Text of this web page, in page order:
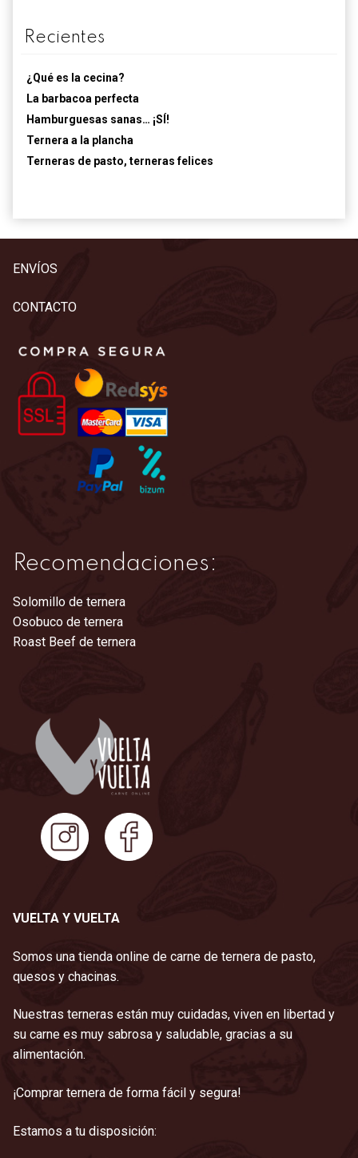
Recientes
¿Qué es la cecina?
La barbacoa perfecta
Hamburguesas sanas… ¡SÍ!
Ternera a la plancha
Terneras de pasto, terneras felices
ENVÍOS
CONTACTO
Recomendaciones:
Solomillo de ternera
Osobuco de ternera
Roast Beef de ternera
VUELTA Y VUELTA
Somos una tienda online de carne de ternera de pasto,
quesos y chacinas.
Nuestras terneras están muy cuidadas, viven en libertad y
su carne es muy sabrosa y saludable, gracias a su
alimentación.
¡Comprar ternera de forma fácil y segura!
Estamos a tu disposición: